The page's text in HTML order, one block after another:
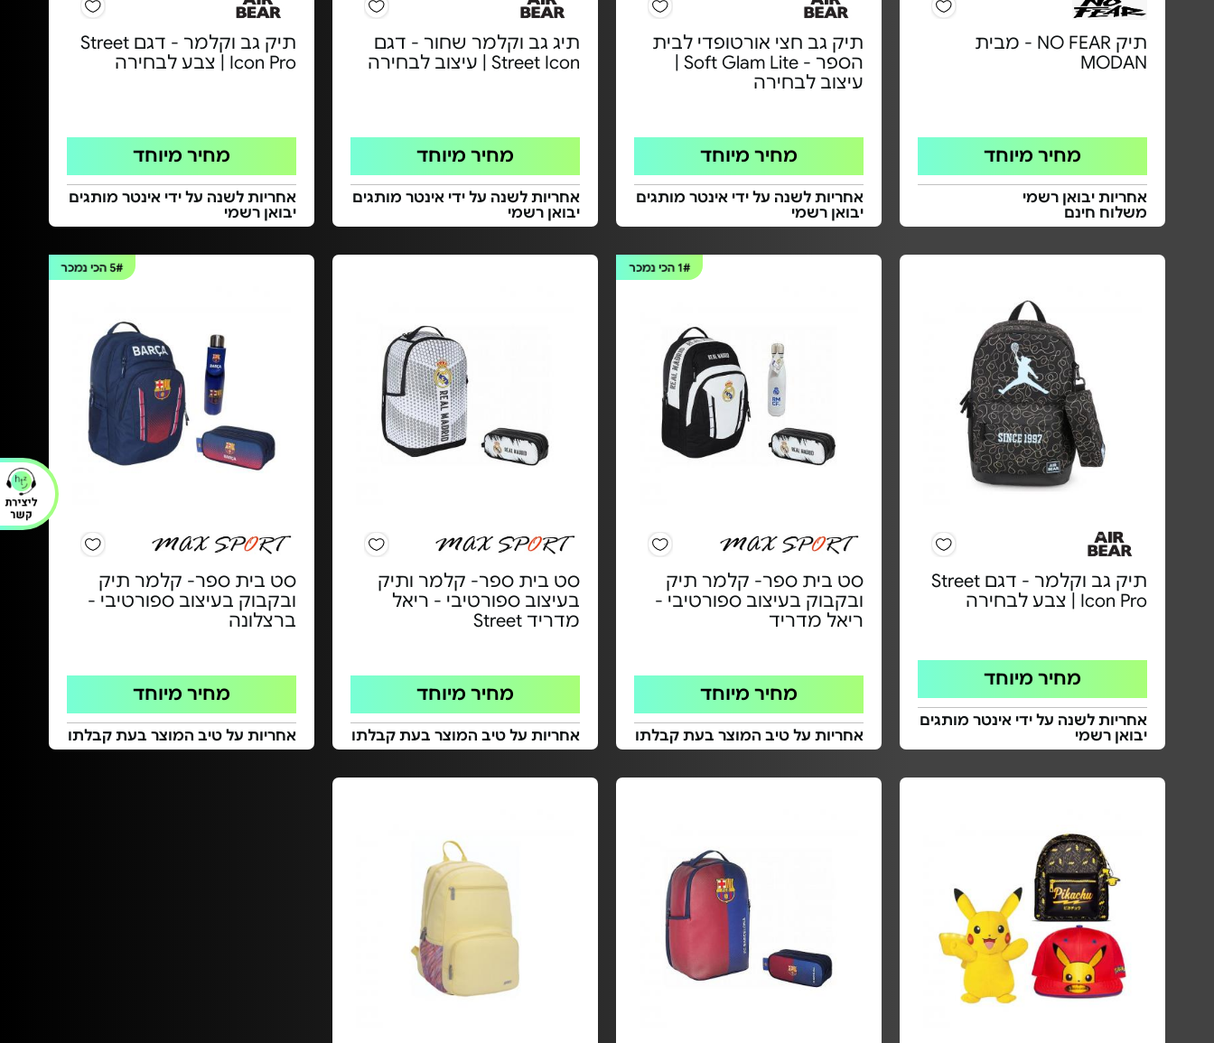
תיק NO FEAR - מבית
MODAN
מחיר מיוחד
אחריות יבואן רשמי
משלוח חינם
תיק גב חצי אורטופדי לבית
הספר - Soft Glam Lite |
עיצוב לבחירה
מחיר מיוחד
אחריות לשנה על ידי אינטר מותגים
יבואן רשמי
תיג גב וקלמר שחור - דגם
Street Icon | עיצוב לבחירה
מחיר מיוחד
אחריות לשנה על ידי אינטר מותגים
יבואן רשמי
תיק גב וקלמר - דגם Street
Icon Pro | צבע לבחירה
מחיר מיוחד
אחריות לשנה על ידי אינטר מותגים
יבואן רשמי
תיק גב וקלמר - דגם Street
Icon Pro | צבע לבחירה
מחיר מיוחד
אחריות לשנה על ידי אינטר מותגים
יבואן רשמי
1#הכי נמכר
סט בית ספר- קלמר תיק
ובקבוק בעיצוב ספורטיבי -
ריאל מדריד
מחיר מיוחד
אחריות על טיב המוצר בעת קבלתו
סט בית ספר- קלמר ותיק
בעיצוב ספורטיבי - ריאל
מדריד Street
מחיר מיוחד
אחריות על טיב המוצר בעת קבלתו
5#הכי נמכר
סט בית ספר- קלמר תיק
ובקבוק בעיצוב ספורטיבי -
ברצלונה
מחיר מיוחד
אחריות על טיב המוצר בעת קבלתו